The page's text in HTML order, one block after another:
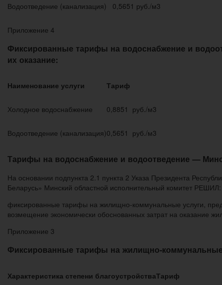
Водоотведение (канализация) 0,5651 руб./м3
Приложение 4
Фиксированные тарифы на водоснабжение и
их оказание:
Наименование услуги Тариф
Холодное водоснабжение 0,8851 руб./м3
Водоотведение (канализация)0,5651 руб./м3
Тарифы на водоснабжение и водоотведение —
На основании подпункта 2.1 пункта 2 Указа Президента
Беларусь» Минский областной исполнительный комитет
фиксированные тарифы на жилищно-коммунальные услуги,
возмещение экономически обоснованных затрат на оказание
Приложение 3
Фиксированные тарифы на жилищно-
Характеристика степени благоустройстваТариф